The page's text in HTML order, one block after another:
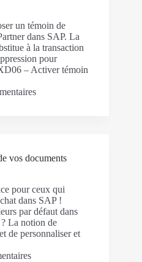
un témoin de
dans SAP. La
à la transaction
pour
– Activer témoin
vos documents
pour ceux qui
dans SAP !
par défaut dans
? La notion de
de personnaliser et